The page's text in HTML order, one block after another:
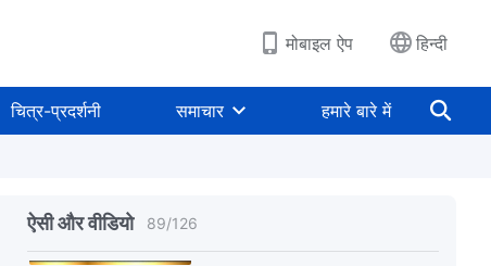
मोबाइल ऐप हिन्दी
चित्र-प्रदर्शनी समाचार हमारे बारे में
ऐसी और वीडियो 89/126
44:38
और कार्यकर्ताओं की जिम्मेदारियाँ (20)"
(खंड पाँच)
38:13